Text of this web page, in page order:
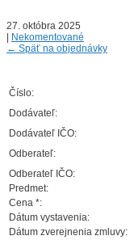
27. októbra 2025
Nekomentované
← Späť na objednávky
Číslo:
Dodávateľ:
Dodávateľ IČO:
Odberateľ:
Odberateľ IČO:
Predmet:
Cena *:
Dátum vystavenia:
Dátum zverejnenia zmluvy: